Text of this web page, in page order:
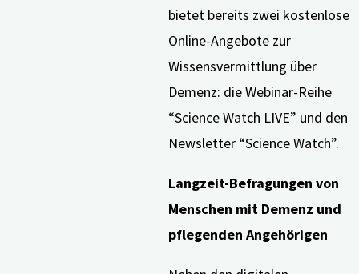
bietet bereits zwei kostenlose
Online-Angebote zur
Wissensvermittlung über
Demenz: die Webinar-Reihe
“Science Watch LIVE” und den
Newsletter “Science Watch”.
Langzeit-Befragungen von
Menschen mit Demenz und
pflegenden Angehörigen